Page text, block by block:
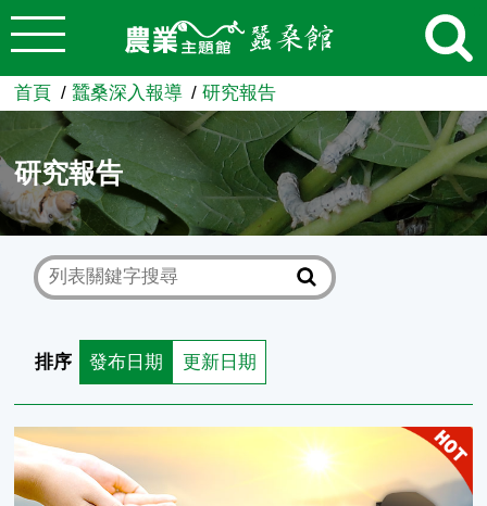
跳到主要內容
農業知識入口網
首頁 蠶桑深入報導 研究報告
研究報告
排序 發布日期 更新日期
長期冷藏保存流程對二化性家蠶蠶卵孵化及生育之影響